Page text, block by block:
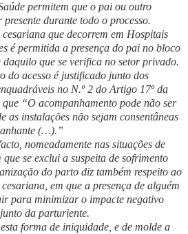
permitem que o pai ou outro
durante todo o processo.
que decorrem em Hospitais
é permitida a presença do pai no bloco
que se verifica no setor privado.
do acesso é justificado junto dos
no N.º 2 do Artigo 17º da
“O acompanhamento pode não ser
as instalações não sejam consentâneas
(…).”
nomeadamente nas situações de
se exclui a suspeita de sofrimento
do parto diz também respeito ao
em que a presença de alguém
para minimizar o impacte negativo
da parturiente.
forma de iniquidade, e de molde a